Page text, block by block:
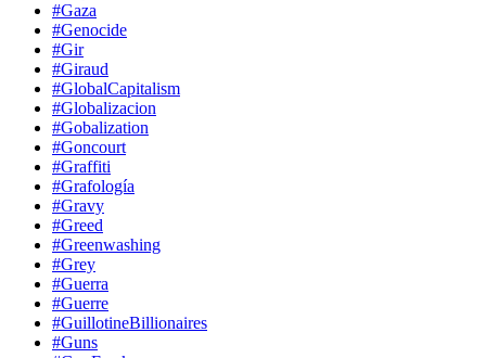
#Gaza
#Genocide
#Gir
#Giraud
#GlobalCapitalism
#Globalizacion
#Gobalization
#Goncourt
#Graffiti
#Grafología
#Gravy
#Greed
#Greenwashing
#Grey
#Guerra
#Guerre
#GuillotineBillionaires
#Guns